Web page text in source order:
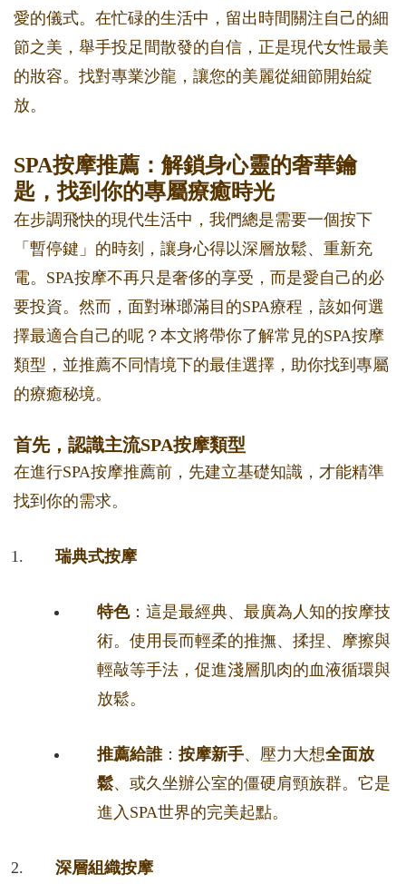
愛的儀式。在忙碌的生活中，留出時間關注自己的細
節之美，舉手投足間散發的自信，正是現代女性最美
的妝容。找對專業沙龍，讓您的美麗從細節開始綻
放。
SPA按摩推薦：解鎖身心靈的奢華鑰
匙，找到你的專屬療癒時光
在步調飛快的現代生活中，我們總是需要一個按下
「暫停鍵」的時刻，讓身心得以深層放鬆、重新充
電。SPA按摩不再只是奢侈的享受，而是愛自己的必
要投資。然而，面對琳瑯滿目的SPA療程，該如何選
擇最適合自己的呢？本文將帶你了解常見的SPA按摩
類型，並推薦不同情境下的最佳選擇，助你找到專屬
的療癒秘境。
首先，認識主流SPA按摩類型
在進行SPA按摩推薦前，先建立基礎知識，才能精準
找到你的需求。
瑞典式按摩
特色：這是最經典、最廣為人知的按摩技
術。使用長而輕柔的推撫、揉捏、摩擦與
輕敲等手法，促進淺層肌肉的血液循環與
放鬆。
推薦給誰： 按摩新手、壓力大想全面放
鬆、或久坐辦公室的僵硬肩頸族群。它是
進入SPA世界的完美起點。
深層組織按摩